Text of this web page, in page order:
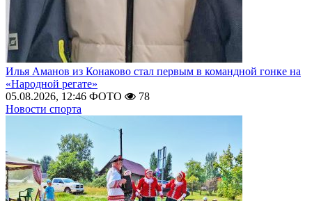
Илья Аманов из Конаково стал первым в командной гонке на
«Народной регате»
05.08.2026, 12:46 ФОТО
78
Новости спорта